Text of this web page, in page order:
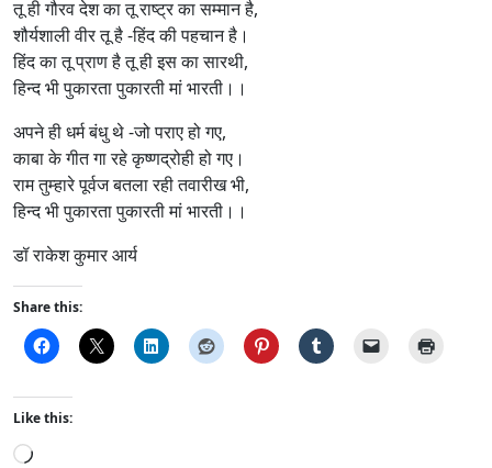
तू ही गौरव देश का तू राष्ट्र का सम्मान है,
शौर्यशाली वीर तू है -हिंद की पहचान है।
हिंद का तू प्राण है तू ही इस का सारथी,
हिन्द भी पुकारता पुकारती मां भारती।।
अपने ही धर्म बंधु थे -जो पराए हो गए,
काबा के गीत गा रहे कृष्णद्रोही हो गए।
राम तुम्हारे पूर्वज बतला रही तवारीख भी,
हिन्द भी पुकारता पुकारती मां भारती।।
डॉ राकेश कुमार आर्य
Share this:
Like this:
L